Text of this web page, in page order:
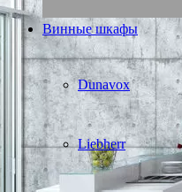
Винные шкафы
Dunavox
Liebherr